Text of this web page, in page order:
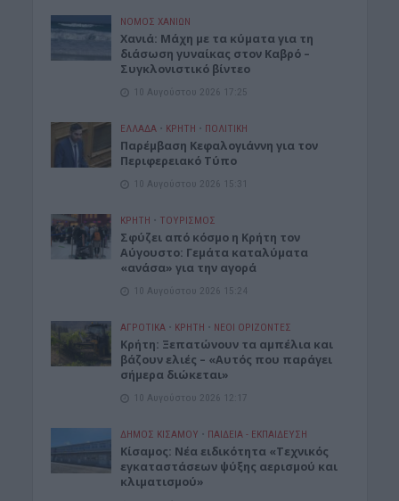
ΝΟΜΌΣ ΧΑΝΊΩΝ
Χανιά: Μάχη με τα κύματα για τη
διάσωση γυναίκας στον Καβρό –
Συγκλονιστικό βίντεο
10 Αυγούστου 2026 17:25
ΕΛΛΑΔΑ • ΚΡΗΤΗ • ΠΟΛΙΤΙΚΗ
Παρέμβαση Κεφαλογιάννη για τον
Περιφερειακό Τύπο
10 Αυγούστου 2026 15:31
ΚΡΗΤΗ • ΤΟΥΡΙΣΜΟΣ
Σφύζει από κόσμο η Κρήτη τον
Αύγουστο: Γεμάτα καταλύματα
«ανάσα» για την αγορά
10 Αυγούστου 2026 15:24
ΑΓΡΟΤΙΚΑ • ΚΡΗΤΗ • ΝΕΟΙ ΟΡΙΖΟΝΤΕΣ
Κρήτη: Ξεπατώνουν τα αμπέλια και
βάζουν ελιές – «Αυτός που παράγει
σήμερα διώκεται»
10 Αυγούστου 2026 12:17
ΔΉΜΟΣ ΚΙΣΆΜΟΥ • ΠΑΙΔΕΙΑ - ΕΚΠΑΙΔΕΥΣΗ
Κίσαμος: Νέα ειδικότητα «Τεχνικός
εγκαταστάσεων ψύξης αερισμού και
κλιματισμού»